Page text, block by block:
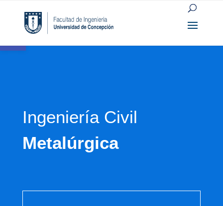
Abrir barra de herramientas
Ingeniería Civil
Metalúrgica